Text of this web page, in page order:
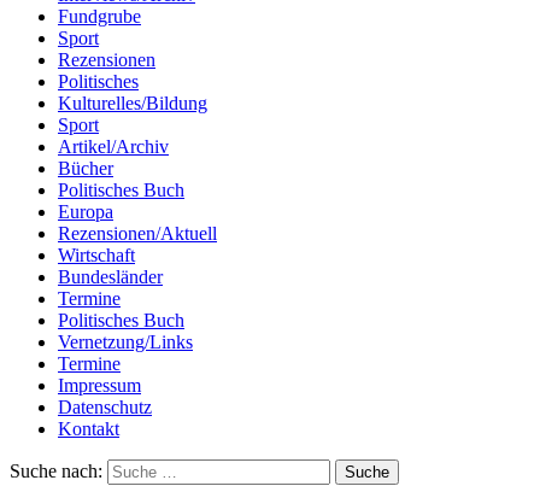
Fundgrube
Sport
Rezensionen
Politisches
Kulturelles/Bildung
Sport
Artikel/Archiv
Bücher
Politisches Buch
Europa
Rezensionen/Aktuell
Wirtschaft
Bundesländer
Termine
Politisches Buch
Vernetzung/Links
Termine
Impressum
Datenschutz
Kontakt
Suche nach: